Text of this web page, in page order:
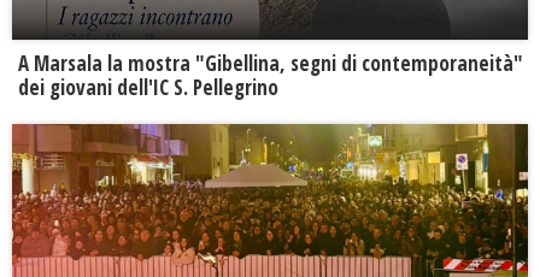
A Marsala la mostra "Gibellina, segni di contemporaneità"
dei giovani dell'IC S. Pellegrino